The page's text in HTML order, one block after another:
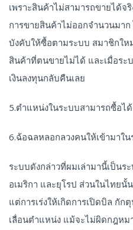
เพราะสินค้าไม่สามารถขายได้จ
การขายสินค้าไม่ออกจำนวนมา
บังคับให้ซื้อตามระบบ สมาชิกให
สินค้าที่ตนขายไม่ได้ และเมื่อระ
เงินลงทุนกลับคืนเลย
5.ตำแหน่งในระบบสามารถซื้อไ
6.ฉ้อฉลหลอกลวงคนให้เข้ามาใน
ระบบดังกล่าวที่ผมเล่ามานี้เป็น
อเมริกา และยุโรป ส่วนในไทย
แต่การเร่งให้เกิดการเปิดบิล กั
เลื่อนตำแหน่ง แม้จะไม่ผิดกฎหม